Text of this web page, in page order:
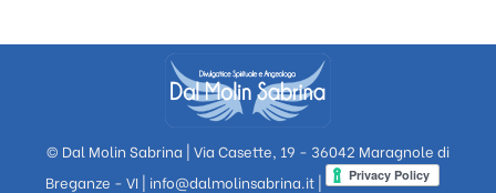
© Dal Molin Sabrina | Via Casette, 19 - 36042 Maragnole di
Breganze - VI | info@dalmolinsabrina.it |